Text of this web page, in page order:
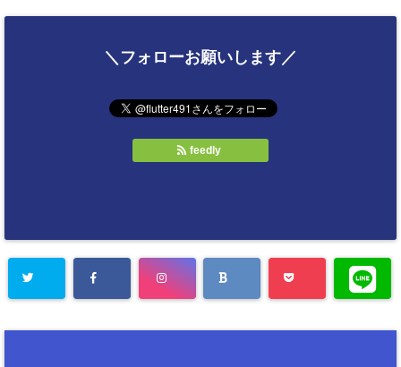
＼フォローお願いします／
feedly